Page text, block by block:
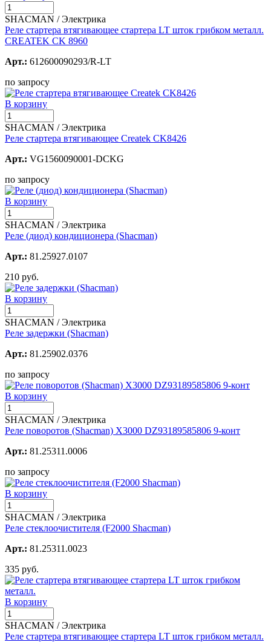
SHACMAN / Электрика
Реле стартера втягивающее стартера LT шток грибком металл.
CREATEK CK 8960
Арт.: 612600090293/R-LT
по запросу
В корзину
SHACMAN / Электрика
Реле стартера втягивающее Createk СK8426
Арт.: VG1560090001-DCKG
по запросу
В корзину
SHACMAN / Электрика
Реле (диод) кондиционера (Shacman)
Арт.: 81.25927.0107
210 руб.
В корзину
SHACMAN / Электрика
Реле задержки (Shacman)
Арт.: 81.25902.0376
по запросу
В корзину
SHACMAN / Электрика
Реле поворотов (Shacman) X3000 DZ93189585806 9-конт
Арт.: 81.25311.0006
по запросу
В корзину
SHACMAN / Электрика
Реле стеклоочистителя (F2000 Shacman)
Арт.: 81.25311.0023
335 руб.
В корзину
SHACMAN / Электрика
Реле стартера втягивающее стартера LT шток грибком металл.